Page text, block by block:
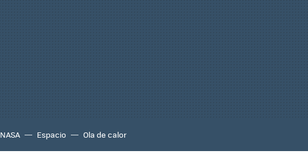
NASA Espacio Ola de calor